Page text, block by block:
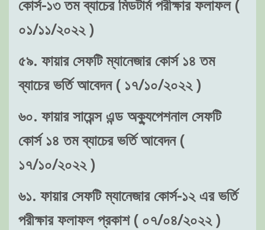
কোর্স-১৩ তম ব্যাচের মিডটার্ম পরীক্ষার ফলাফল (
০১/১১/২০২২ )
৫৯. ফায়ার সেফটি ম্যানেজার কোর্স ১৪ তম
ব্যাচের ভর্তি আবেদন ( ১৭/১০/২০২২ )
৬০. ফায়ার সায়েন্স এন্ড অক্যুপেশনাল সেফটি
কোর্স ১৪ তম ব্যাচের ভর্তি আবেদন (
১৭/১০/২০২২ )
৬১. ফায়ার সেফটি ম্যানেজার কোর্স-১২ এর ভর্তি
পরীক্ষার ফলাফল প্রকাশ ( ০৭/০৪/২০২২ )